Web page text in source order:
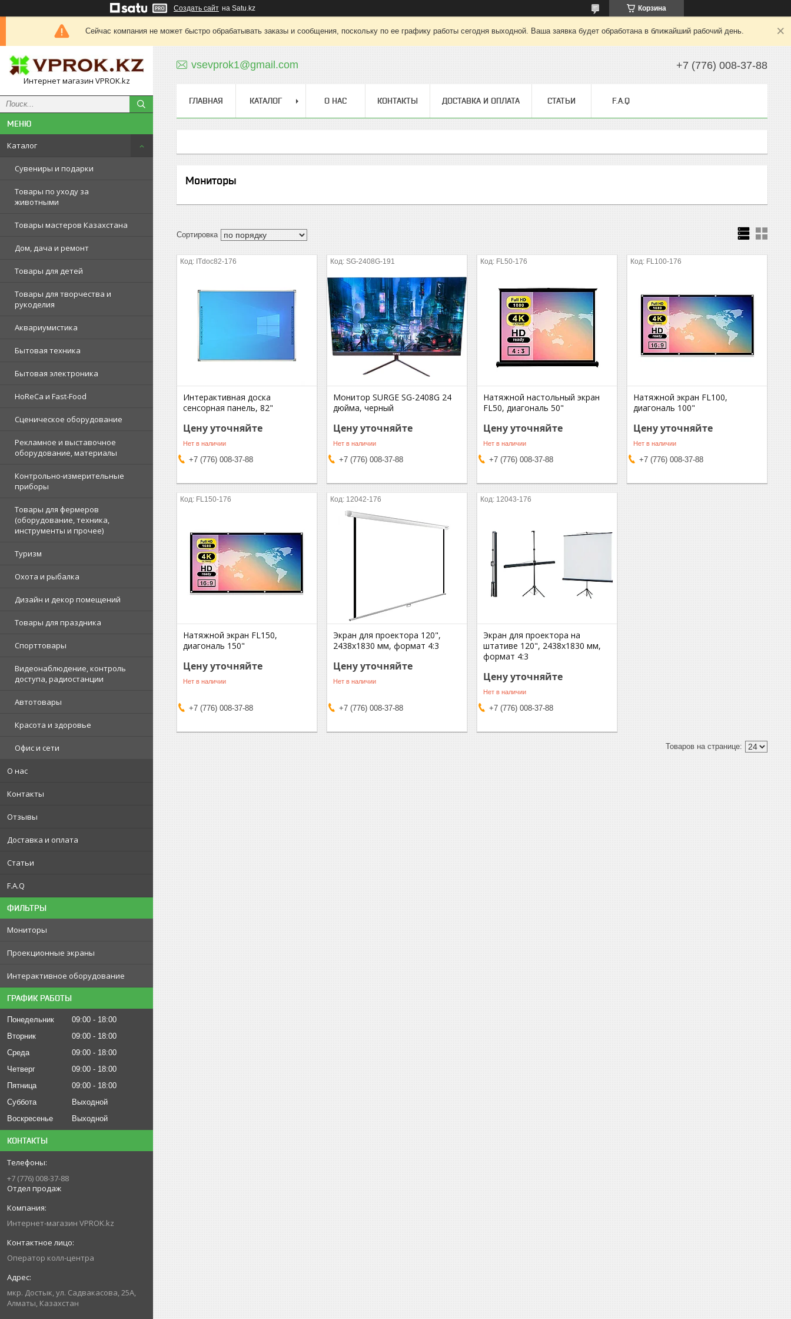
Создать сайт на Satu.kz Корзина
Сейчас компания не может быстро обрабатывать заказы и сообщения, поскольку по ее графику работы сегодня выходной. Ваша заявка будет обработана в ближайший рабочий день.
Интернет магазин VPROK.kz
Каталог
Сувениры и подарки
Товары по уходу за
животными
Товары мастеров Казахстана
Дом, дача и ремонт
Товары для детей
Товары для творчества и
рукоделия
Аквариумистика
Бытовая техника
Бытовая электроника
HoReCa и Fast-Food
Сценическое оборудование
Рекламное и выставочное
оборудование, материалы
Контрольно-измерительные
приборы
Товары для фермеров
(оборудование, техника,
инструменты и прочее)
Туризм
Охота и рыбалка
Дизайн и декор помещений
Товары для праздника
Спорттовары
Видеонаблюдение, контроль
доступа, радиостанции
Автотовары
Красота и здоровье
Офис и сети
О нас
Контакты
Отзывы
Доставка и оплата
Статьи
F.A.Q
ФИЛЬТРЫ
Мониторы
Проекционные экраны
Интерактивное оборудование
ГРАФИК РАБОТЫ
Понедельник 09:00
18:00
Вторник
09:00
18:00
Среда
09:00
18:00
Четверг
09:00
18:00
Пятница
09:00
18:00
Суббота
Выходной
Воскресенье
Выходной
КОНТАКТЫ
+7 (776) 008-37-88
Отдел продаж
Интернет-магазин VPROK.kz
Оператор колл-центра
мкр. Достык, ул. Садвакасова, 25А,
Алматы, Казахстан
vsevprok1@gmail.com +7 (776) 008-37-88
ГЛАВНАЯ КАТАЛОГ О НАС КОНТАКТЫ ДОСТАВКА И ОПЛАТА СТАТЬИ F.A.Q
Мониторы
ITdoc82-176
Интерактивная доска
сенсорная панель, 82"
Цену уточняйте
Нет в наличии
+7 (776) 008-37-88
SG-2408G-191
Монитор SURGE SG-2408G 24
дюйма, черный
Цену уточняйте
Нет в наличии
+7 (776) 008-37-88
FL50-176
Натяжной настольный экран
FL50, диагональ 50"
Цену уточняйте
Нет в наличии
+7 (776) 008-37-88
FL100-176
Натяжной экран FL100,
диагональ 100"
Цену уточняйте
Нет в наличии
+7 (776) 008-37-88
FL150-176
Натяжной экран FL150,
диагональ 150"
Цену уточняйте
Нет в наличии
+7 (776) 008-37-88
12042-176
Экран для проектора 120",
2438х1830 мм, формат 4:3
Цену уточняйте
Нет в наличии
+7 (776) 008-37-88
12043-176
Экран для проектора на
штативе 120", 2438х1830 мм,
формат 4:3
Цену уточняйте
Нет в наличии
+7 (776) 008-37-88